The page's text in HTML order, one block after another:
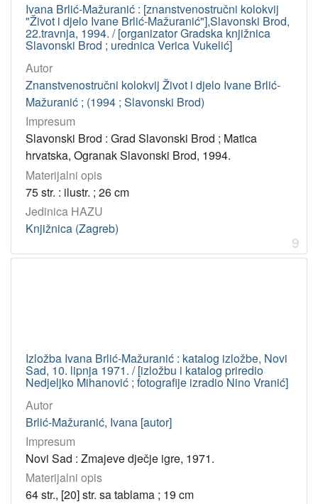
Ivana Brlić-Mažuranić : [znanstvenostručni kolokvij
"Život i djelo Ivane Brlić-Mažuranić"],Slavonski Brod,
22.travnja, 1994. / [organizator Gradska knjižnica
Slavonski Brod ; urednica Verica Vukelić]
Autor
Znanstvenostručni kolokvij Život i djelo Ivane Brlić-
Mažuranić ; (1994 ; Slavonski Brod)
Impresum
Slavonski Brod : Grad Slavonski Brod ; Matica
hrvatska, Ogranak Slavonski Brod, 1994.
Materijalni opis
75 str. : ilustr. ; 26 cm
Jedinica HAZU
Knjižnica (Zagreb)
9
Izložba Ivana Brlić-Mažuranić : katalog izložbe, Novi
Sad, 10. lipnja 1971. / [izložbu i katalog priredio
Nedjeljko Mihanović ; fotografije izradio Nino Vranić]
Autor
Brlić-Mažuranić, Ivana [autor]
Impresum
Novi Sad : Zmajeve dječje igre, 1971.
Materijalni opis
64 str., [20] str. sa tablama ; 19 cm